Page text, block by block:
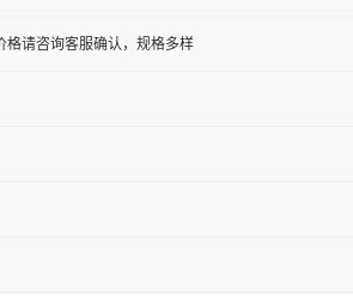
格请咨询客服确认，规格多样